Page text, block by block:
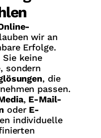
wir an
Erfolge.
keine
sondern
, die
passen.
, E-Mail-
oder E-
individuelle